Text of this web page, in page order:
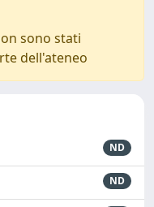
sono stati
dell'ateneo
ND
ND